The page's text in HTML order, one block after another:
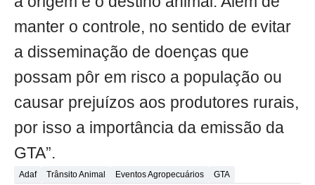
manter o controle, no sentido de evitar
a disseminação de doenças que
possam pôr em risco a população ou
causar prejuízos aos produtores rurais,
por isso a importância da emissão da
GTA”.
Adaf Trânsito Animal Eventos Agropecuários GTA